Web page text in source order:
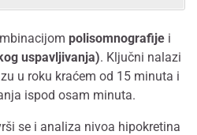
polisomnografije i
uspavljivanja). Ključni nalazi
u roku kraćem od 15 minuta i
ispod osam minuta.
se i analiza nivoa hipokretina